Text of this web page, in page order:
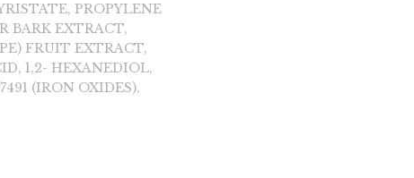
PROPYLENE
BARK EXTRACT,
FRUIT EXTRACT,
1,2- HEXANEDIOL,
(IRON OXIDES),